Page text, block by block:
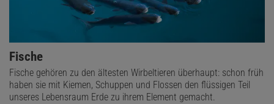
Fische
Fische gehören zu den ältesten Wirbeltieren überhaupt: schon früh
haben sie mit Kiemen, Schuppen und Flossen den flüssigen Teil
unseres Lebensraum Erde zu ihrem Element gemacht.